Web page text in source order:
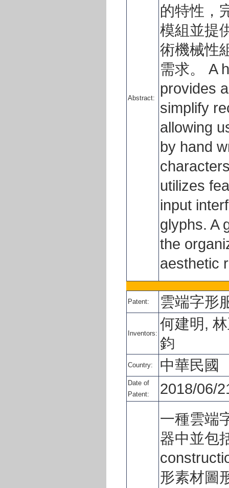
Abstract:
的特性，
模組並提
術機械性
需求。 A
provides
simplify
allowing
by hand
utilizes
input
glyphs. A
the
aesthetic
Patent: 雲端字形
Inventors:
何建明,
鈞
Country: 中華民國
Date of
Patent:
2018/06/
一種雲端
器中並包
形素材圖